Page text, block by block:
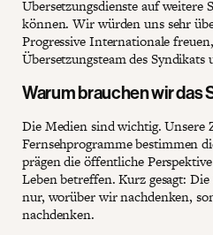
Übersetzungsdienste auf weitere
können. Wir würden uns sehr
Progressive Internationale
Übersetzungsteam des
Warum brauchen wir das
Die Medien sind wichtig. Unsere
Fernsehprogramme bestimmen
prägen die öffentliche
Leben betreffen. Kurz gesagt:
nur, worüber wir nachdenken,
nachdenken.